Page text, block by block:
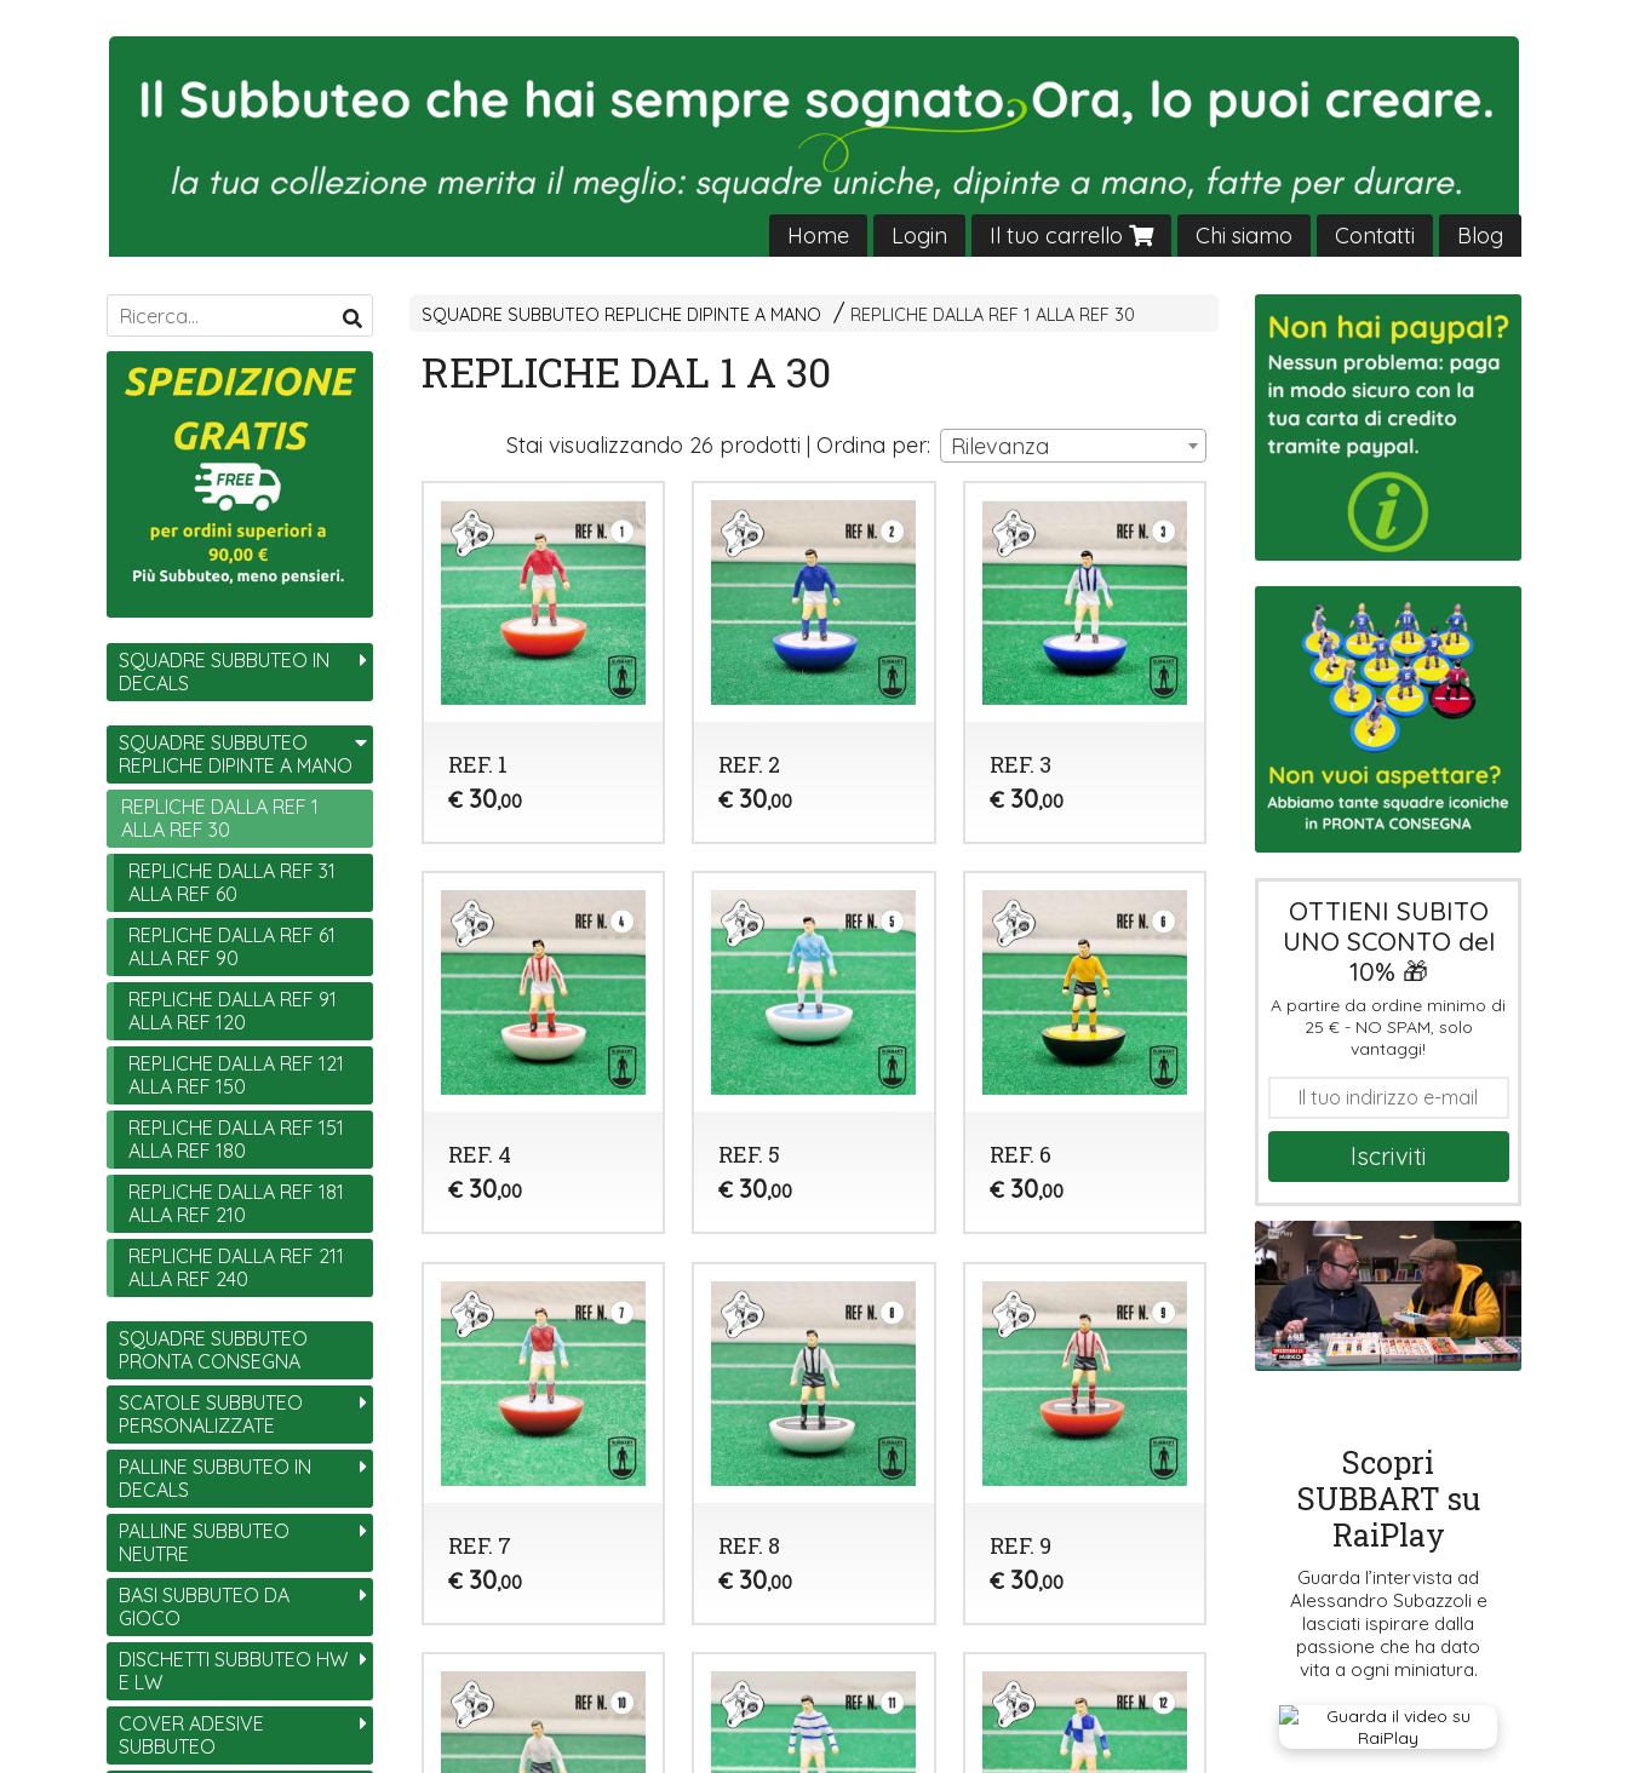
Home Login Il tuo carrello Chi siamo Contatti Blog
SQUADRE SUBBUTEO REPLICHE DIPINTE A MANO REPLICHE DALLA REF 1 ALLA REF 30
REPLICHE DAL 1 A 30
Stai visualizzando 26 prodotti | Ordina per: Rilevanza
REF. 1
€ 30,00
REF. 2
€ 30,00
REF. 3
€ 30,00
REF. 4
€ 30,00
REF. 5
€ 30,00
REF. 6
€ 30,00
REF. 7
€ 30,00
REF. 8
€ 30,00
REF. 9
€ 30,00
SQUADRE SUBBUTEO IN
DECALS
SQUADRE SUBBUTEO
REPLICHE DIPINTE A MANO
REPLICHE DALLA REF 1
ALLA REF 30
REPLICHE DALLA REF 31
ALLA REF 60
REPLICHE DALLA REF 61
ALLA REF 90
REPLICHE DALLA REF 91
ALLA REF 120
REPLICHE DALLA REF 121
ALLA REF 150
REPLICHE DALLA REF 151
ALLA REF 180
REPLICHE DALLA REF 181
ALLA REF 210
REPLICHE DALLA REF 211
ALLA REF 240
SQUADRE SUBBUTEO
PRONTA CONSEGNA
SCATOLE SUBBUTEO
PERSONALIZZATE
PALLINE SUBBUTEO IN
DECALS
PALLINE SUBBUTEO
NEUTRE
BASI SUBBUTEO DA
GIOCO
DISCHETTI SUBBUTEO HW
E LW
COVER ADESIVE
SUBBUTEO
OTTIENI SUBITO
UNO SCONTO del
10% 🎁
A partire da ordine minimo di
25 € - NO SPAM, solo
vantaggi!
Iscriviti
Scopri
SUBBART su
RaiPlay
Guarda l’intervista ad
Alessandro Subazzoli e
lasciati ispirare dalla
passione che ha dato
vita a ogni miniatura.